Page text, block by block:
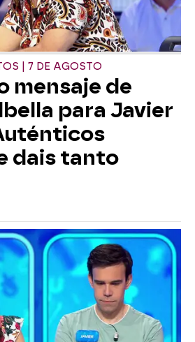
| 7 DE AGOSTO
mensaje de
para Javier
dais tanto